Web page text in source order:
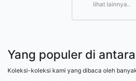
lihat lainnya..
Yang populer di
Koleksi-koleksi kami yang dibaca oleh